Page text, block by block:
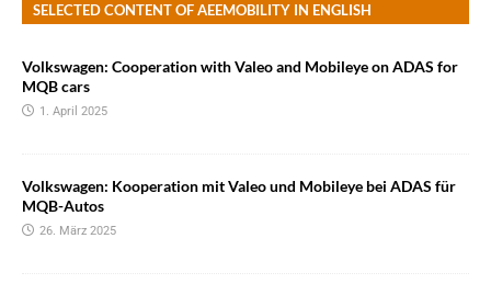
SELECTED CONTENT OF AEEMOBILITY IN ENGLISH
Volkswagen: Cooperation with Valeo and Mobileye on ADAS for
MQB cars
1. April 2025
Volkswagen: Kooperation mit Valeo und Mobileye bei ADAS für
MQB-Autos
26. März 2025